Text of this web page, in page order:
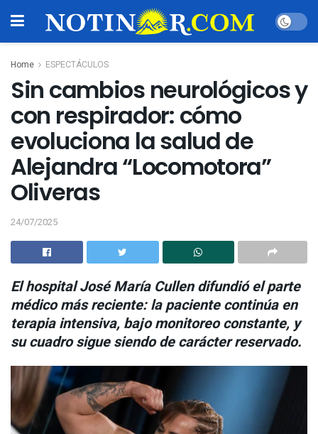
Home ESPECTÁCULOS
Sin cambios neurológicos y
con respirador: cómo
evoluciona la salud de
Alejandra “Locomotora”
Oliveras
24/07/2025
El hospital José María Cullen difundió el parte
médico más reciente: la paciente continúa en
terapia intensiva, bajo monitoreo constante, y
su cuadro sigue siendo de carácter reservado.